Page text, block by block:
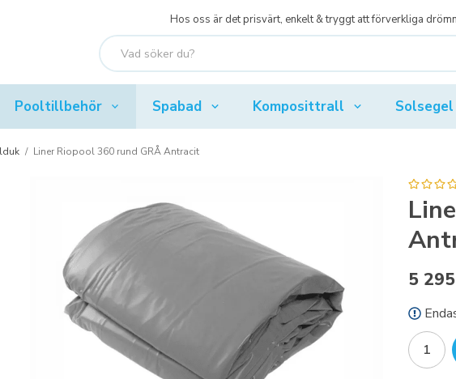
Hos oss är det prisvärt, enkelt & tryggt att förverkliga
Pooltillbehör Spabad Komposittrall Solsegel
/ Liner Riopool 360 rund GRÅ Antracit
5